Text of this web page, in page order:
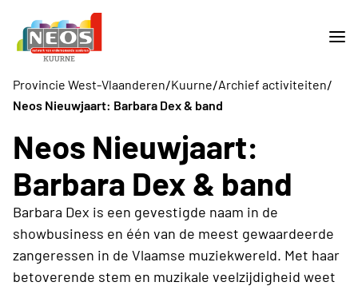
Provincie West-Vlaanderen/Kuurne/Archief activiteiten/
Neos Nieuwjaart: Barbara Dex & band
Neos Nieuwjaart:
Barbara Dex & band
Barbara Dex is een gevestigde naam in de
showbusiness en één van de meest gewaardeerde
zangeressen in de Vlaamse muziekwereld. Met haar
betoverende stem en muzikale veelzijdigheid weet